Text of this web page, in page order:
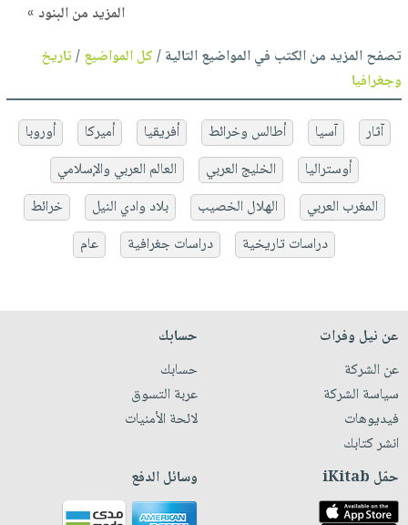
المزيد من البنود »
تصفح المزيد من الكتب في المواضيع التالية /كل المواضيع/تاريخ
وجغرافيا
آثار آسيا أطالس وخرائط أفريقيا أميركا
أوروبا
أوستراليا
الخليج العربي
العالم العربي والإسلامي
المغرب العربي
الهلال الخصيب بلاد وادي النيل
خرائط
دراسات تاريخية
دراسات جغرافية عام
عن نيل وفرات
عن الشركة
سياسة الشركة
فيديوهات
انشر كتابك
حسابك
حسابك
عربة التسوق
لائحة الأمنيات
حمّل iKitab وسائل الدفع